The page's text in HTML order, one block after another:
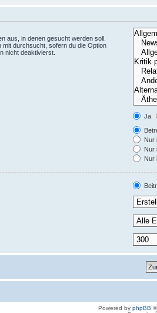
aus, in denen gesucht werden soll.
durchsucht, sofern du die Option
nicht deaktivierst.
Ja
Nur
Nur
Nur
Powered by phpBB